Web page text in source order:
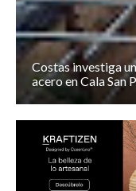
Costas investiga
acero en Cala San